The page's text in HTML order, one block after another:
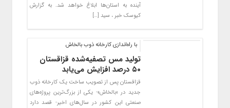
آینده به استان‌ها ابلاغ خواهد شد. به گزارش
کیوسک خبر ، سید […]
با راه‌اندازی کارخانه ذوب بالخاش
تولید مس تصفیه‌شده قزاقستان
۵۰ درصد افزایش می‌یابد
قزاقستان پس از تصویب ساخت یک کارخانه ذوب
جدید در «بالخاش»- یکی از بزرگ‌ترین پروژه‌های
صنعتی این کشور در سال‌های اخیر- قصد دارد